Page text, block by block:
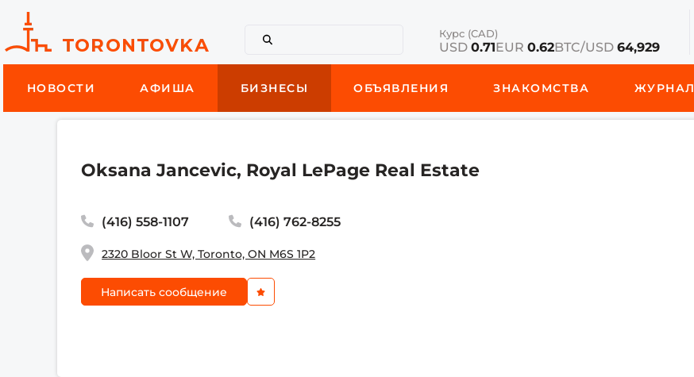
Курс (CAD)
USD 0.71EUR 0.62BTC/USD 64,929
НОВОСТИ АФИША БИЗНЕСЫ ОБЪЯВЛЕНИЯ ЗНАКОМСТВА ЖУРНАЛ
Oksana Jancevic, Royal LePage Real Estate
(416) 558-1107 (416) 762-8255
2320 Bloor St W, Toronto, ON M6S 1P2
Написать сообщение